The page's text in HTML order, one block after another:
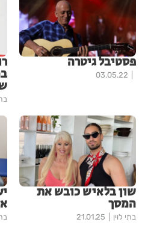
פסטיבל גיטרה
03.05.22
שון בלאיש כובש את
המסך
בתי לוין 21.01.25